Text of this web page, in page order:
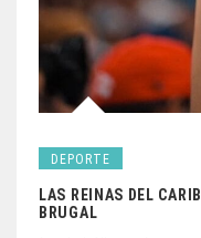
DEPORTE
LAS REINAS DEL
BRUGAL